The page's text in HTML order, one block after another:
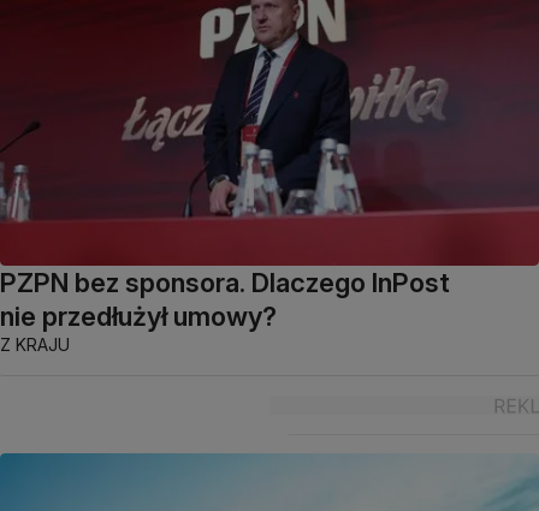
PZPN bez sponsora. Dlaczego InPost
nie przedłużył umowy?
Z KRAJU